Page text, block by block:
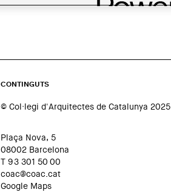
CONTINGUTS
© Col·legi d'Arquitectes de Catalunya 2025
Plaça Nova, 5
08002 Barcelona
T 93 301 50 00
coac@coac.cat
Google Maps